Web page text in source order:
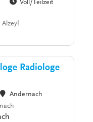
Voll/Teilzeit
Radiologe
Andernach